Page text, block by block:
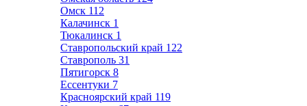
Омск 112
Калачинск 1
Тюкалинск 1
Ставропольский край 122
Ставрополь 31
Пятигорск 8
Ессентуки 7
Красноярский край 119